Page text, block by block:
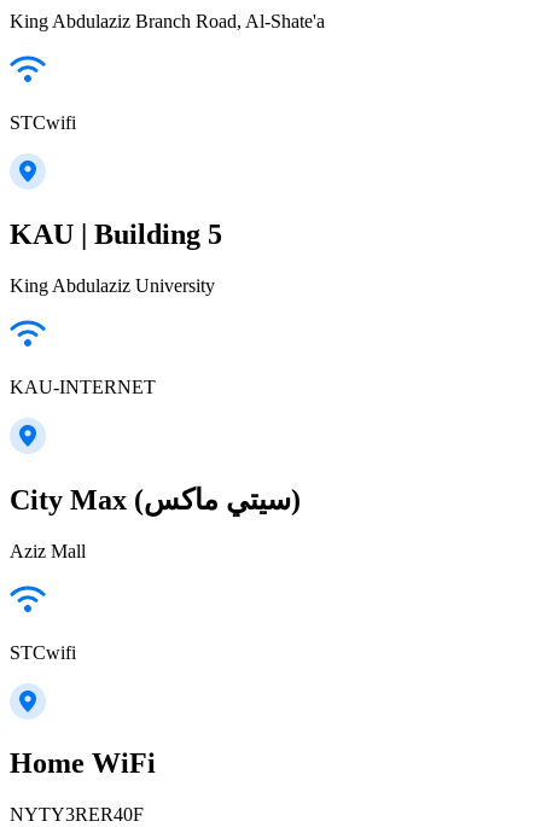
King Abdulaziz Branch Road, Al-Shate'a
STCwifi
KAU | Building 5
King Abdulaziz University
KAU-INTERNET
City Max (سيتي ماكس)
Aziz Mall
STCwifi
Home WiFi
NYTY3RER40F